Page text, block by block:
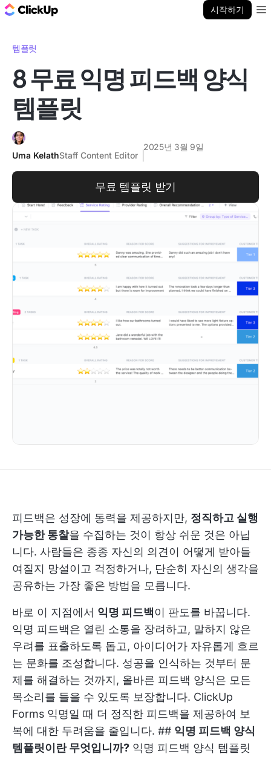
시작하기
템플릿
8 무료 익명 피드백 양식
템플릿
Uma KelathStaff Content Editor
2025년 3월 9일
무료 템플릿 받기
피드백은 성장에 동력을 제공하지만, 정직하고 실행
가능한 통찰을 수집하는 것이 항상 쉬운 것은 아닙
니다. 사람들은 종종 자신의 의견이 어떻게 받아들
여질지 망설이고 걱정하거나, 단순히 자신의 생각을
공유하는 가장 좋은 방법을 모릅니다.
바로 이 지점에서 익명 피드백이 판도를 바꿉니다.
익명 피드백은 열린 소통을 장려하고, 말하지 않은
우려를 표출하도록 돕고, 아이디어가 자유롭게 흐르
는 문화를 조성합니다. 성공을 인식하는 것부터 문
제를 해결하는 것까지, 올바른 피드백 양식은 모든
목소리를 들을 수 있도록 보장합니다. ClickUp
Forms 익명일 때 더 정직한 피드백을 제공하여 보
복에 대한 두려움을 줄입니다. ## 익명 피드백 양식
템플릿이란 무엇입니까? 익명 피드백 양식 템플릿